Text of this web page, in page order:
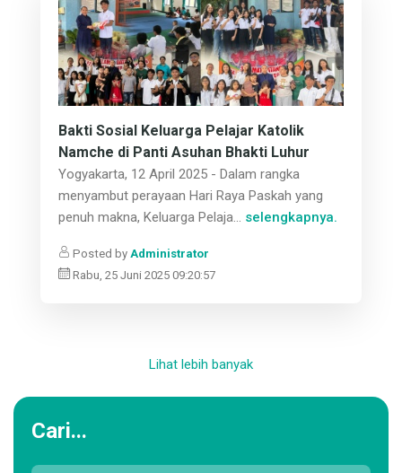
Bakti Sosial Keluarga Pelajar Katolik
Namche di Panti Asuhan Bhakti Luhur
Yogyakarta, 12 April 2025 - Dalam rangka
menyambut perayaan Hari Raya Paskah yang
penuh makna, Keluarga Pelaja... selengkapnya.
Posted by Administrator
Rabu, 25 Juni 2025 09:20:57
Lihat lebih banyak
Cari...